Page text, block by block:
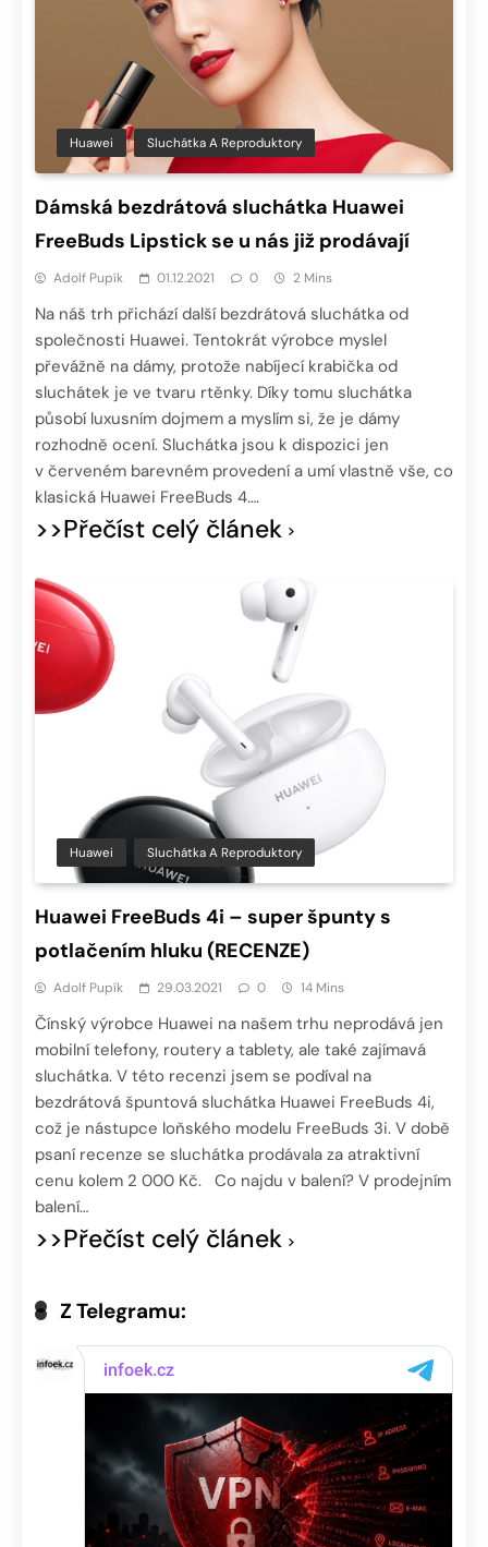
Huawei Sluchátka A Reproduktory
Dámská bezdrátová sluchátka Huawei
FreeBuds Lipstick se u nás již prodávají
Adolf Pupík 01.12.2021 0 2 Mins
Na náš trh přichází další bezdrátová sluchátka od
společnosti Huawei. Tentokrát výrobce myslel
převážně na dámy, protože nabíjecí krabička od
sluchátek je ve tvaru rtěnky. Díky tomu sluchátka
působí luxusním dojmem a myslím si, že je dámy
rozhodně ocení. Sluchátka jsou k dispozici jen
v červeném barevném provedení a umí vlastně vše, co
klasická Huawei FreeBuds 4….
>>Přečíst celý článek
Huawei Sluchátka A Reproduktory
Huawei FreeBuds 4i – super špunty s
potlačením hluku (RECENZE)
Adolf Pupík 29.03.2021 0 14 Mins
Čínský výrobce Huawei na našem trhu neprodává jen
mobilní telefony, routery a tablety, ale také zajímavá
sluchátka. V této recenzi jsem se podíval na
bezdrátová špuntová sluchátka Huawei FreeBuds 4i,
což je nástupce loňského modelu FreeBuds 3i. V době
psaní recenze se sluchátka prodávala za atraktivní
cenu kolem 2 000 Kč. Co najdu v balení? V prodejním
balení…
>>Přečíst celý článek
Z Telegramu: